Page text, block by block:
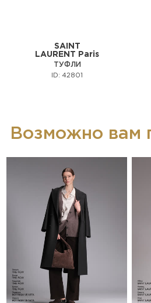
SAINT
LAURENT Paris
ТУФЛИ
ID: 42801
Возможно вам